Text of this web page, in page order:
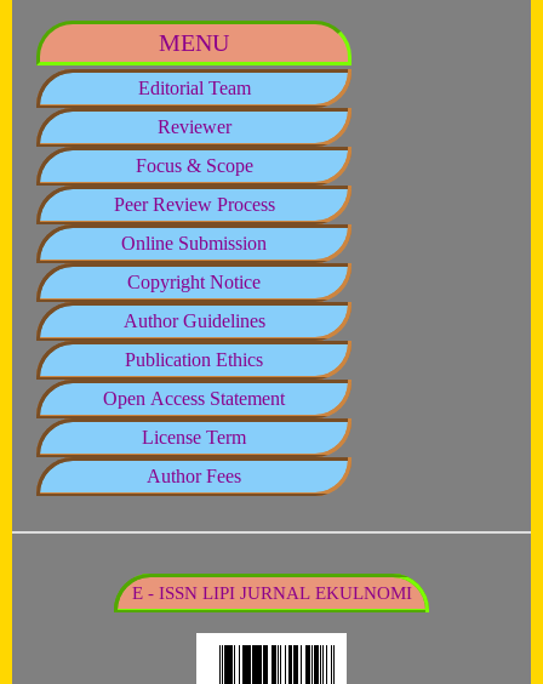
MENU
Editorial Team
Reviewer
Focus & Scope
Peer Review Process
Online Submission
Copyright Notice
Author Guidelines
Publication Ethics
Open Access Statement
License Term
Author Fees
E - ISSN LIPI JURNAL EKULNOMI